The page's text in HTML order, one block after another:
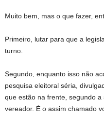
Muito bem, mas o que fazer,
Primeiro, lutar para que a
turno.
Segundo, enquanto isso não
pesquisa eleitoral séria,
que estão na frente, segundo
vereador. É o assim chamado